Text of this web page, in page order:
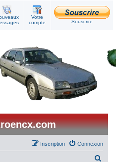
Votre
compte
Souscrire
Connexion
Inscription